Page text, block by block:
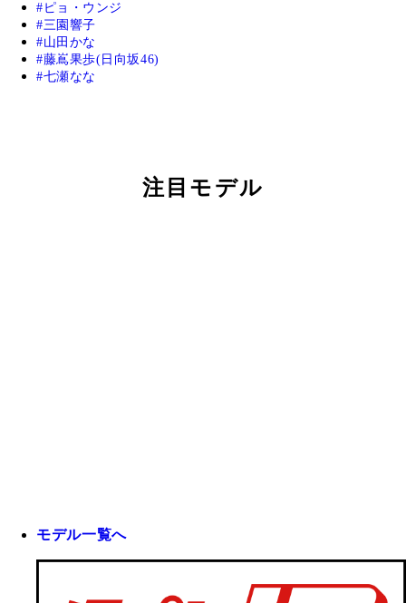
ピョ・ウンジ
三園響子
山田かな
藤嶌果歩(日向坂46)
七瀬なな
注目モデル
モデル一覧へ